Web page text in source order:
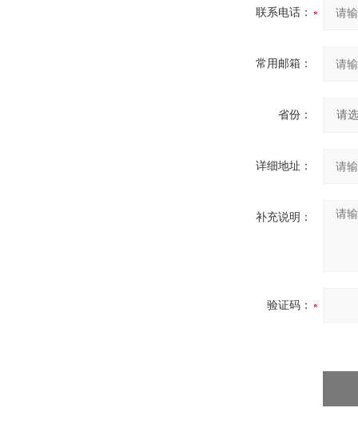
联系电话：
常用邮箱：
省份：
详细地址：
补充说明：
验证码：